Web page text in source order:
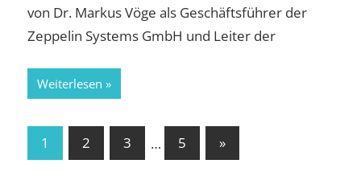
von Dr. Markus Vöge als Geschäftsführer der
Zeppelin Systems GmbH und Leiter der
Weiterlesen
Seitennummerierung
1 2 3 … 5
Nächste
Beiträge
»